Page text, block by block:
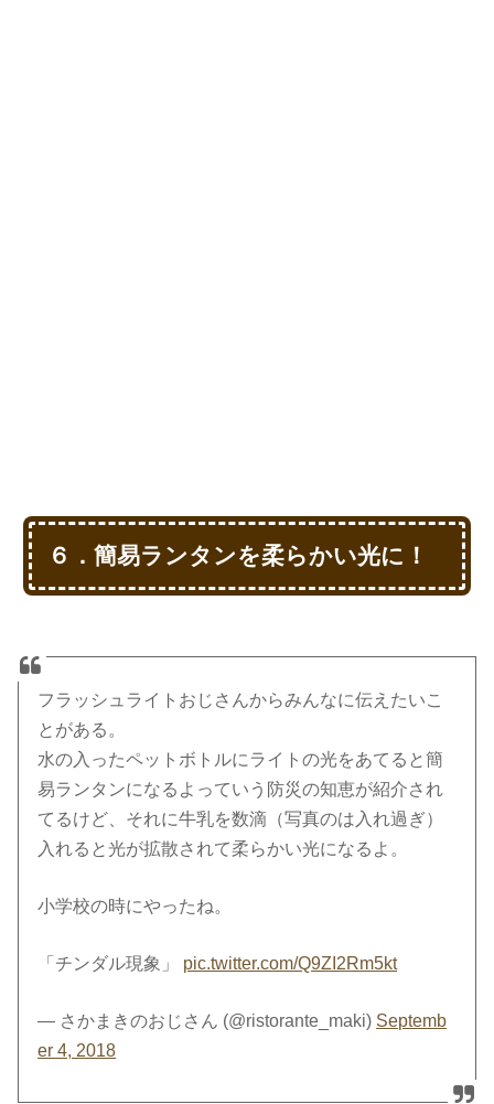
６．簡易ランタンを柔らかい光に！
フラッシュライトおじさんからみんなに伝えたいこ
とがある。
水の入ったペットボトルにライトの光をあてると簡
易ランタンになるよっていう防災の知恵が紹介され
てるけど、それに牛乳を数滴（写真のは入れ過ぎ）
入れると光が拡散されて柔らかい光になるよ。
小学校の時にやったね。
「チンダル現象」 pic.twitter.com/Q9ZI2Rm5kt
— さかまきのおじさん (@ristorante_maki) Septemb
er 4, 2018